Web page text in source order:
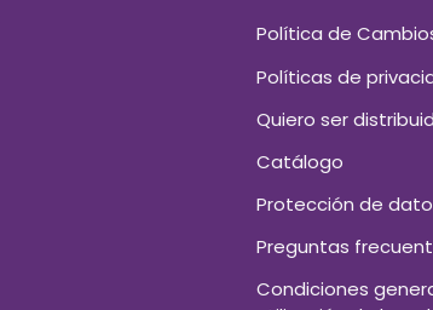
Política de
Políticas de
Quiero ser
Catálogo
Protección de
Preguntas
Condiciones